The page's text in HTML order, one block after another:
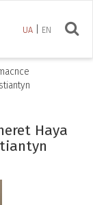
UA EN
Haya